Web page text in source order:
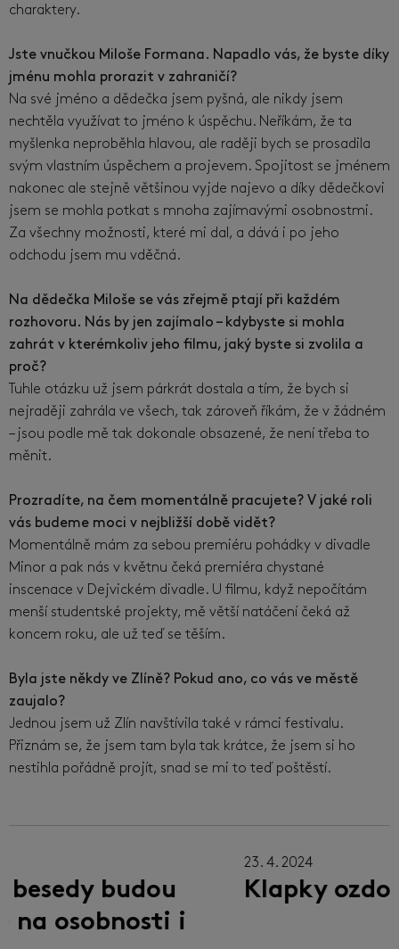
charaktery.
Jste vnučkou Miloše Formana. Napadlo vás, že byste díky
jménu mohla prorazit v zahraničí?
Na své jméno a dědečka jsem pyšná, ale nikdy jsem
nechtěla využívat to jméno k úspěchu. Neříkám, že ta
myšlenka neproběhla hlavou, ale raději bych se prosadila
svým vlastním úspěchem a projevem. Spojitost se jménem
nakonec ale stejně většinou vyjde najevo a díky dědečkovi
jsem se mohla potkat s mnoha zajímavými osobnostmi.
Za všechny možnosti, které mi dal, a dává i po jeho
odchodu jsem mu vděčná.
Na dědečka Miloše se vás zřejmě ptají při každém
rozhovoru. Nás by jen zajímalo – kdybyste si mohla
zahrát v kterémkoliv jeho filmu, jaký byste si zvolila a
proč?
Tuhle otázku už jsem párkrát dostala a tím, že bych si
nejraději zahrála ve všech, tak zároveň říkám, že v žádném
– jsou podle mě tak dokonale obsazené, že není třeba to
měnit.
Prozradíte, na čem momentálně pracujete? V jaké roli
vás budeme moci v nejbližší době vidět?
Momentálně mám za sebou premiéru pohádky v divadle
Minor a pak nás v květnu čeká premiéra chystané
inscenace v Dejvickém divadle. U filmu, když nepočítám
menší studentské projekty, mě větší natáčení čeká až
koncem roku, ale už teď se těším.
Byla jste někdy ve Zlíně? Pokud ano, co vás ve městě
zaujalo?
Jednou jsem už Zlín navštívila také v rámci festivalu.
Přiznám se, že jsem tam byla tak krátce, že jsem si ho
nestihla pořádně projít, snad se mi to teď poštěstí.
Klapky ozdobily Vaňkovku